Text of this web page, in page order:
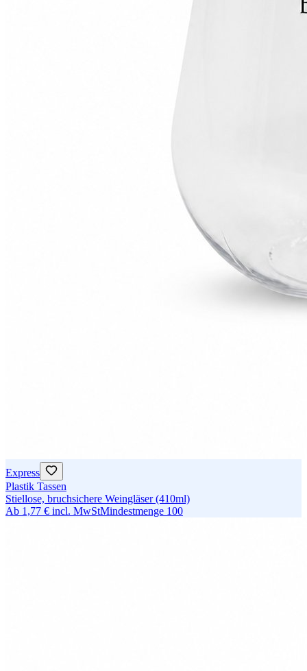
Express
Plastik Tassen
Stiellose, bruchsichere Weingläser (410ml)
Ab 1,77 € incl. MwStMindestmenge 100